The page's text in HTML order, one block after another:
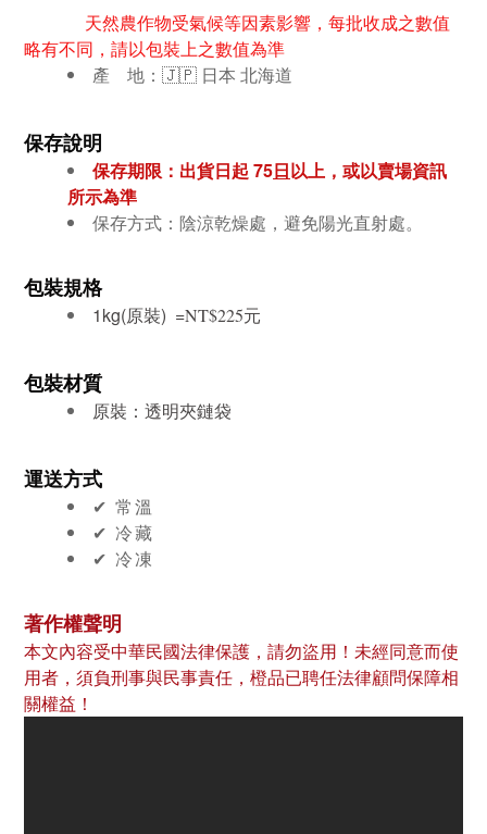
天然農作物受氣候等因素影響，每批收成之數值
略有不同，請以包裝上之數值為準
產 地：🇯🇵 日本 北海道
保存說明
保存期限：出貨日起 75日以上，或以賣場資訊
所示為準
保存方式：陰涼乾燥處，避免陽光直射處。
包裝規格
1kg(原裝) =NT$225元
包裝材質
原裝：透明夾鏈袋
運送方式
✔︎ 常溫
✔︎ 冷藏
✔︎ 冷凍
著作權聲明
本文內容受中華民國法律保護，請勿盜用！未經同意而使
用者，須負刑事與民事責任，橙品已聘任法律顧問保障相
關權益！